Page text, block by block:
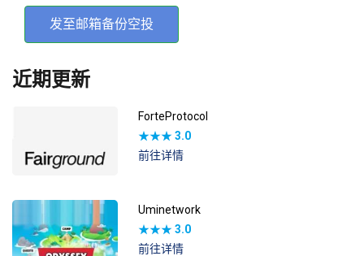
发至邮箱备份空投
近期更新
ForteProtocol
★★★3.0
前往详情
Uminetwork
★★★3.0
前往详情